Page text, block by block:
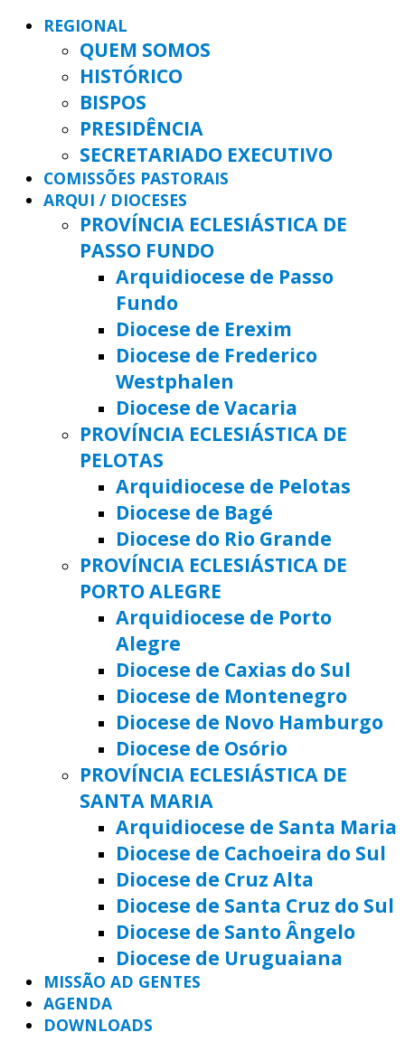
REGIONAL
QUEM SOMOS
HISTÓRICO
BISPOS
PRESIDÊNCIA
SECRETARIADO EXECUTIVO
COMISSÕES PASTORAIS
ARQUI / DIOCESES
PROVÍNCIA ECLESIÁSTICA DE
PASSO FUNDO
Arquidiocese de Passo
Fundo
Diocese de Erexim
Diocese de Frederico
Westphalen
Diocese de Vacaria
PROVÍNCIA ECLESIÁSTICA DE
PELOTAS
Arquidiocese de Pelotas
Diocese de Bagé
Diocese do Rio Grande
PROVÍNCIA ECLESIÁSTICA DE
PORTO ALEGRE
Arquidiocese de Porto
Alegre
Diocese de Caxias do Sul
Diocese de Montenegro
Diocese de Novo Hamburgo
Diocese de Osório
PROVÍNCIA ECLESIÁSTICA DE
SANTA MARIA
Arquidiocese de Santa Maria
Diocese de Cachoeira do Sul
Diocese de Cruz Alta
Diocese de Santa Cruz do Sul
Diocese de Santo Ângelo
Diocese de Uruguaiana
MISSÃO AD GENTES
AGENDA
DOWNLOADS